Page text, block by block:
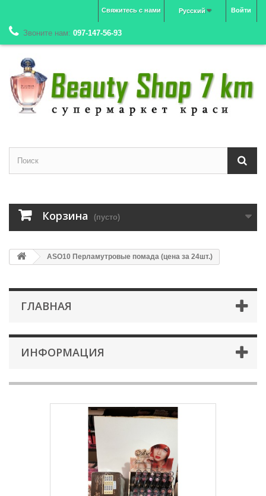
Войти
Русский
Свяжитесь с нами
Звоните нам: 097-147-56-93
Корзина (пусто)
ASO10 Перламутровые помада (цена за 24шт.)
ГЛАВНАЯ
ИНФОРМАЦИЯ